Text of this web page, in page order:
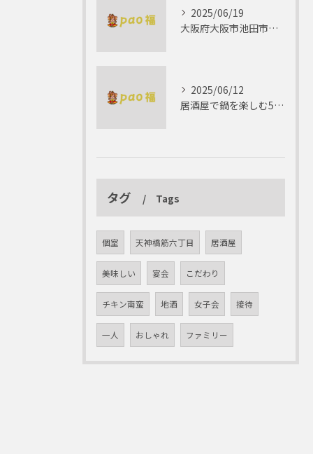
2025/06/19
大阪府大阪市池田市で楽しむしゃぶしゃぶの魅力とは？
2025/06/12
居酒屋で鍋を楽しむ5つの理由 ゆったりとした時間を
タグ Tags
個室 天神橋筋六丁目 居酒屋
美味しい 宴会 こだわり
チキン南蛮 地酒 女子会 接待
一人 おしゃれ ファミリー